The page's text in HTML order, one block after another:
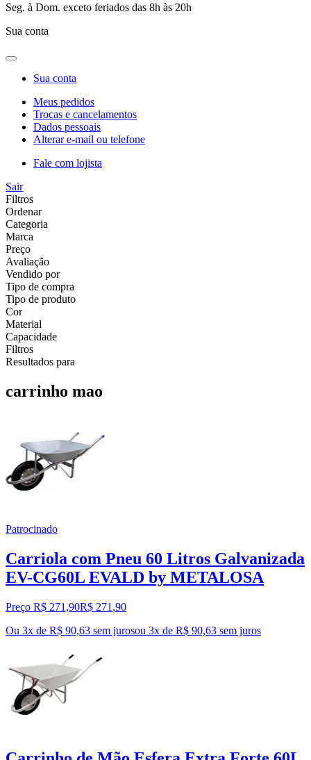
Seg. à Dom. exceto feriados das 8h às 20h
Sua conta
Sua conta
Meus pedidos
Trocas e cancelamentos
Dados pessoais
Alterar e-mail ou telefone
Fale com lojista
Sair
Filtros
Ordenar
Categoria
Marca
Preço
Avaliação
Vendido por
Tipo de compra
Tipo de produto
Cor
Material
Capacidade
Filtros
Resultados para
carrinho mao
Patrocinado
Carriola com Pneu 60 Litros Galvanizada
EV-CG60L EVALD by METALOSA
Preço R$ 271,90R$ 271 ,90
Ou 3x de R$ 90,63 sem jurosou 3x de R$ 90,63 sem juros